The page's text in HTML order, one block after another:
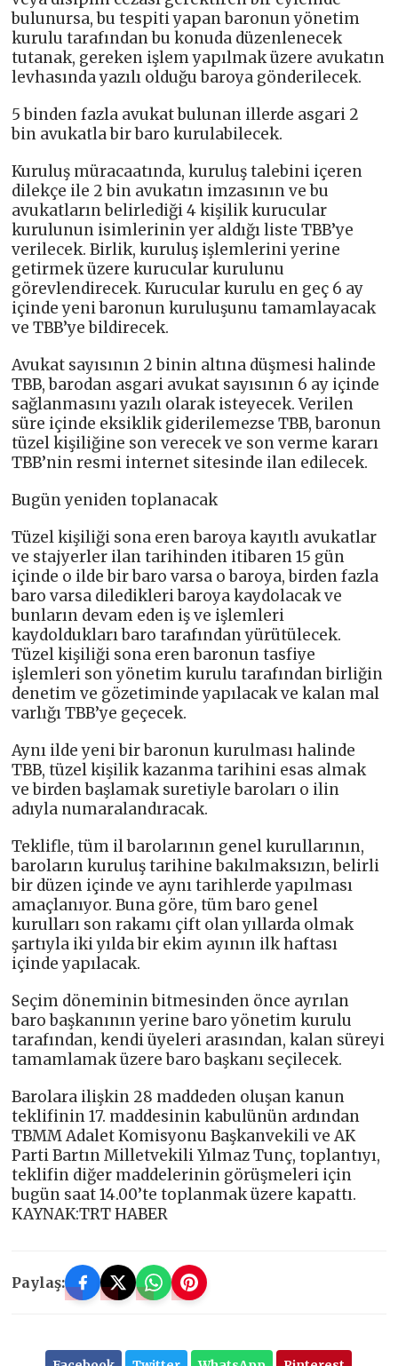
bulunursa, bu tespiti yapan baronun yönetim
kurulu tarafından bu konuda düzenlenecek
tutanak, gereken işlem yapılmak üzere avukatın
levhasında yazılı olduğu baroya gönderilecek.
5 binden fazla avukat bulunan illerde asgari 2
bin avukatla bir baro kurulabilecek.
Kuruluş müracaatında, kuruluş talebini içeren
dilekçe ile 2 bin avukatın imzasının ve bu
avukatların belirlediği 4 kişilik kurucular
kurulunun isimlerinin yer aldığı liste TBB’ye
verilecek. Birlik, kuruluş işlemlerini yerine
getirmek üzere kurucular kurulunu
görevlendirecek. Kurucular kurulu en geç 6 ay
içinde yeni baronun kuruluşunu tamamlayacak
ve TBB’ye bildirecek.
Avukat sayısının 2 binin altına düşmesi halinde
TBB, barodan asgari avukat sayısının 6 ay içinde
sağlanmasını yazılı olarak isteyecek. Verilen
süre içinde eksiklik giderilemezse TBB, baronun
tüzel kişiliğine son verecek ve son verme kararı
TBB’nin resmi internet sitesinde ilan edilecek.
Bugün yeniden toplanacak
Tüzel kişiliği sona eren baroya kayıtlı avukatlar
ve stajyerler ilan tarihinden itibaren 15 gün
içinde o ilde bir baro varsa o baroya, birden fazla
baro varsa diledikleri baroya kaydolacak ve
bunların devam eden iş ve işlemleri
kaydoldukları baro tarafından yürütülecek.
Tüzel kişiliği sona eren baronun tasfiye
işlemleri son yönetim kurulu tarafından birliğin
denetim ve gözetiminde yapılacak ve kalan mal
varlığı TBB’ye geçecek.
Aynı ilde yeni bir baronun kurulması halinde
TBB, tüzel kişilik kazanma tarihini esas almak
ve birden başlamak suretiyle baroları o ilin
adıyla numaralandıracak.
Teklifle, tüm il barolarının genel kurullarının,
baroların kuruluş tarihine bakılmaksızın, belirli
bir düzen içinde ve aynı tarihlerde yapılması
amaçlanıyor. Buna göre, tüm baro genel
kurulları son rakamı çift olan yıllarda olmak
şartıyla iki yılda bir ekim ayının ilk haftası
içinde yapılacak.
Seçim döneminin bitmesinden önce ayrılan
baro başkanının yerine baro yönetim kurulu
tarafından, kendi üyeleri arasından, kalan süreyi
tamamlamak üzere baro başkanı seçilecek.
Barolara ilişkin 28 maddeden oluşan kanun
teklifinin 17. maddesinin kabulünün ardından
TBMM Adalet Komisyonu Başkanvekili ve AK
Parti Bartın Milletvekili Yılmaz Tunç, toplantıyı,
teklifin diğer maddelerinin görüşmeleri için
bugün saat 14.00’te toplanmak üzere kapattı.
KAYNAK:TRT HABER
Paylaş: